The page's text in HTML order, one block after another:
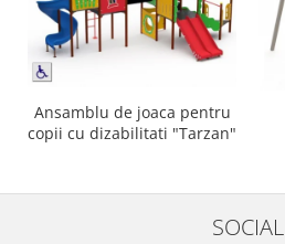
Ansamblu de joaca pentru
copii cu dizabilitati "Tarzan"
SOCIAL